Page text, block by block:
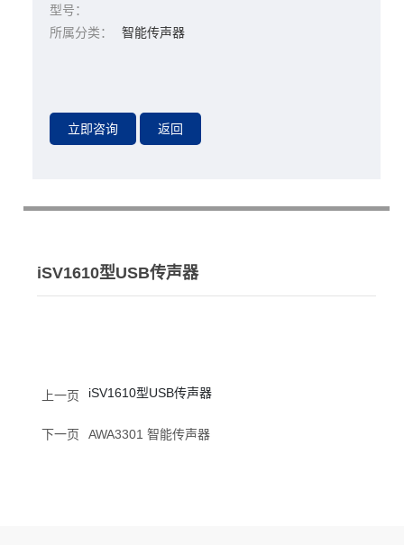
型号：
所属分类：
智能传声器
iSV1610型USB传声器
上一页 iSV1610型USB传声器
下一页 AWA3301 智能传声器